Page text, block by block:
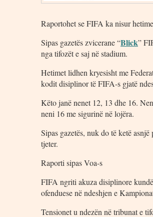
Raportohet se FIFA ka nisur
Sipas gazetës zvicerane “Blick”
nga tifozët e saj në stadium.
Hetimet lidhen kryesisht me
kodit disiplinor të FIFA-s gjatë
Këto janë nenet 12, 13 dhe 16.
neni 16 me sigurinë në lojëra.
Sipas gazetës, nuk do të ketë
tjeter.
Raporti sipas Voa-s
FIFA ngriti akuza disiplinore
ofenduese në ndeshjen e
Tensionet u ndezën në tribunat e